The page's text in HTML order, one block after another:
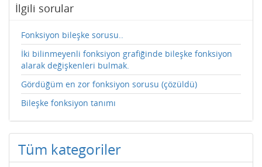
İlgili sorular
Fonksiyon bileşke sorusu..
İki bilinmeyenli fonksiyon grafiğinde bileşke fonksiyon
alarak değişkenleri bulmak.
Gördüğüm en zor fonksiyon sorusu (çözüldü)
Bileşke fonksiyon tanımı
Tüm kategoriler